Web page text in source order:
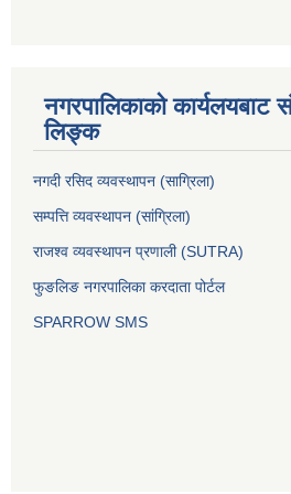
नगरपालिकाको कार्यलयबाट
लिङ्क
नगदी रसिद व्यवस्थापन (साग्रिला)
सम्पत्ति व्यवस्थापन (सांग्रिला)
राजश्व व्यवस्थापन प्रणाली (SUTRA)
फुङलिङ नगरपालिका करदाता पोर्टल
SPARROW SMS